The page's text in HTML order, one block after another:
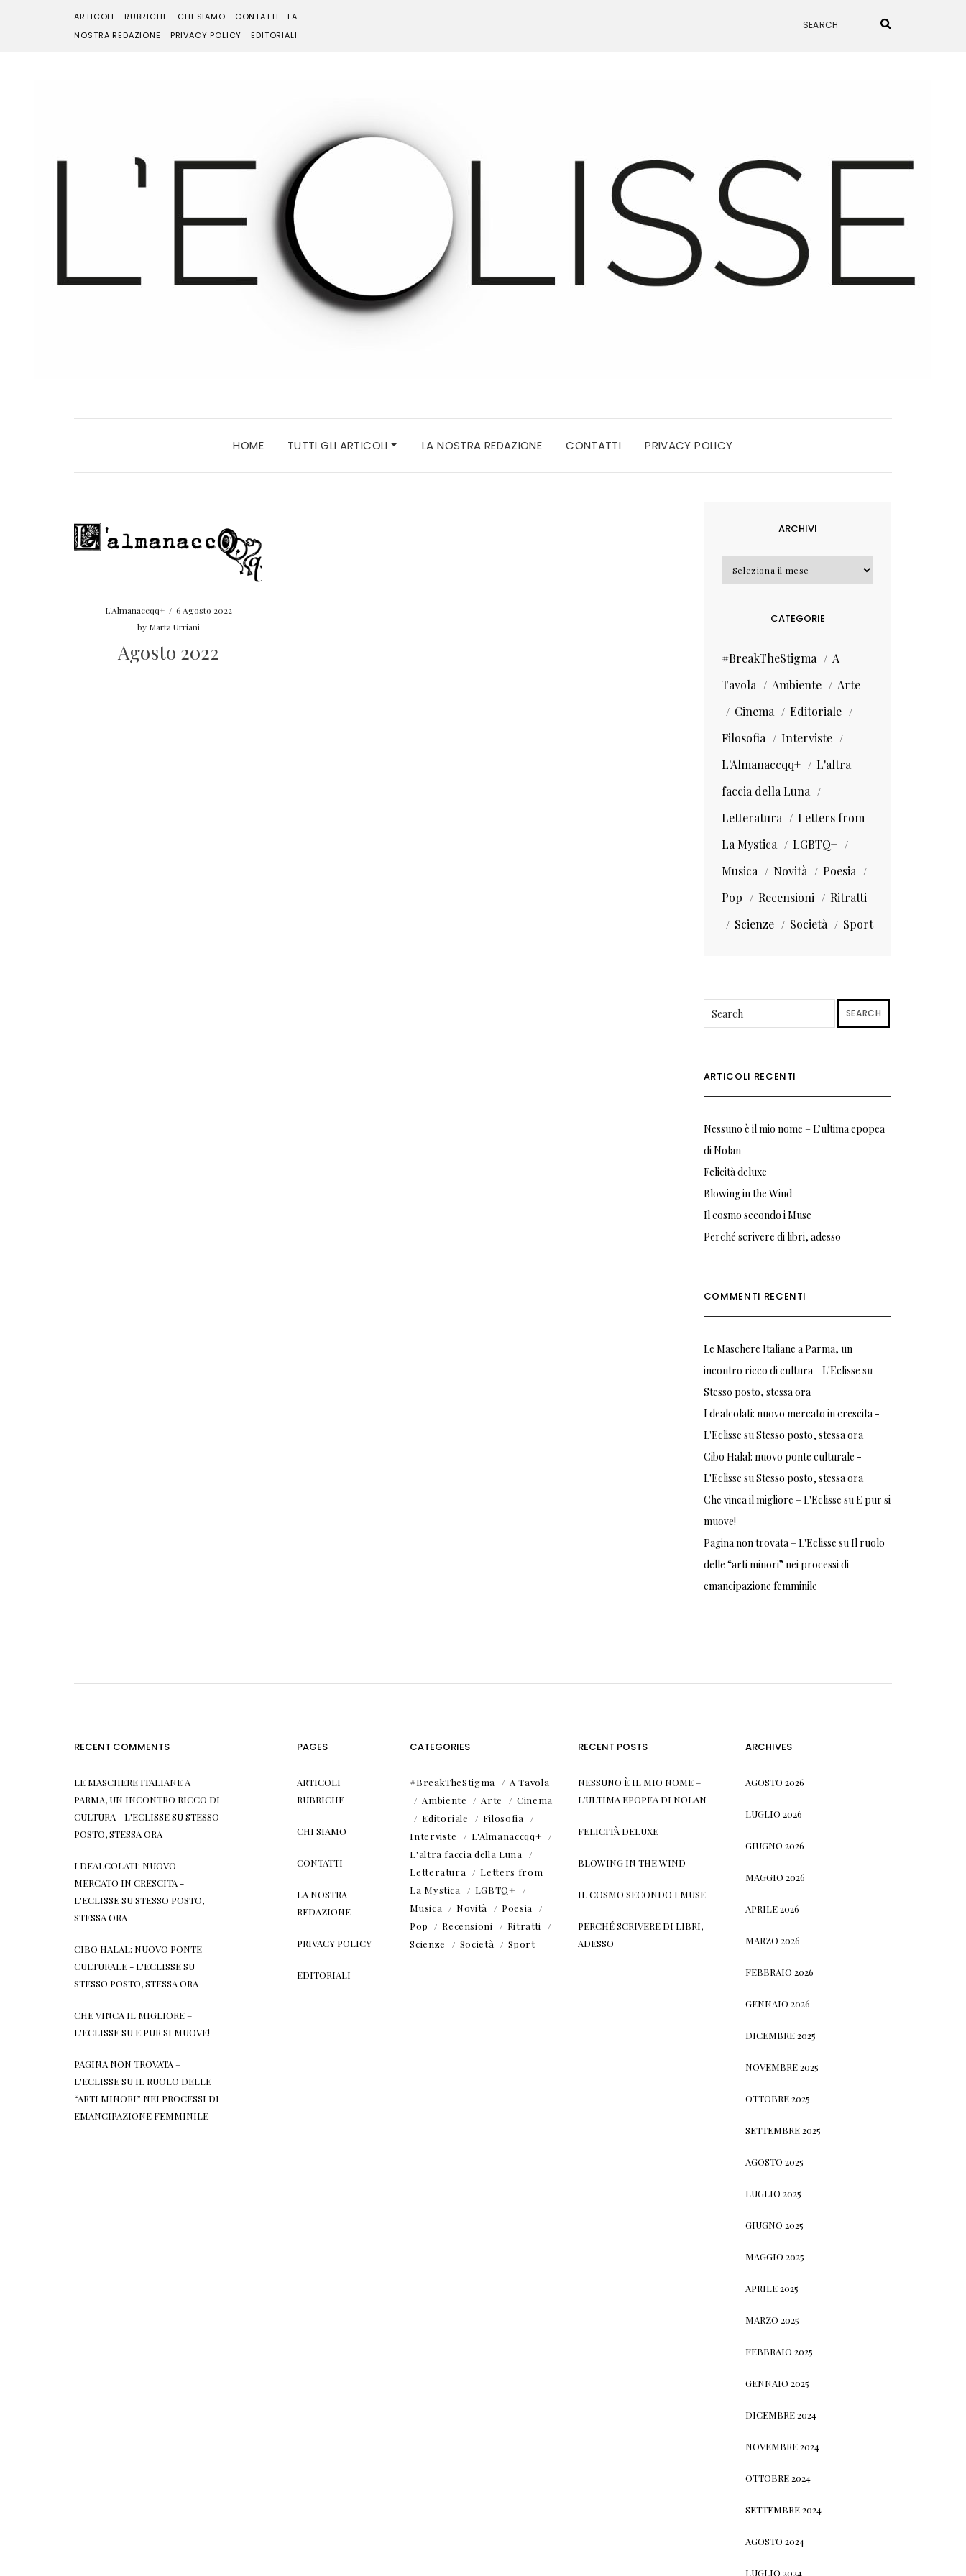
ARTICOLI RUBRICHE CHI SIAMO CONTATTI
LA
NOSTRA REDAZIONE
PRIVACY POLICY EDITORIALI
HOME TUTTI GLI ARTICOLI LA NOSTRA REDAZIONE CONTATTI PRIVACY POLICY
L'Almanaccqq+ / 6 Agosto 2022
by Marta Urriani
Agosto 2022
ARCHIVI
Archivi
CATEGORIE
#BreakTheStigma
A
Tavola
Ambiente
Arte
Cinema
Editoriale
Filosofia
Interviste
L'Almanaccqq+
L'altra
faccia della Luna
Letteratura
Letters from
La Mystica
LGBTQ+
Musica
Novità
Poesia
Pop
Recensioni
Ritratti
Scienze
Società Sport
SEARCH
ARTICOLI RECENTI
Nessuno è il mio nome – L’ultima epopea
di Nolan
Felicità deluxe
Blowing in the Wind
Il cosmo secondo i Muse
Perché scrivere di libri, adesso
COMMENTI RECENTI
Le Maschere Italiane a Parma, un
incontro ricco di cultura - L'Eclisse su
Stesso posto, stessa ora
I dealcolati: nuovo mercato in crescita -
L'Eclisse suStesso posto, stessa ora
Cibo Halal: nuovo ponte culturale -
L'Eclisse suStesso posto, stessa ora
Che vinca il migliore – L'Eclisse suE pur si
muove!
Pagina non trovata – L'Eclisse suIl ruolo
delle “arti minori” nei processi di
emancipazione femminile
RECENT COMMENTS
LE MASCHERE ITALIANE A
PARMA, UN INCONTRO RICCO DI
CULTURA - L'ECLISSESUSTESSO
POSTO, STESSA ORA
I DEALCOLATI: NUOVO
MERCATO IN CRESCITA -
L'ECLISSESUSTESSO POSTO,
STESSA ORA
CIBO HALAL: NUOVO PONTE
CULTURALE - L'ECLISSESU
STESSO POSTO, STESSA ORA
CHE VINCA IL MIGLIORE –
L'ECLISSESU E PUR SI MUOVE!
PAGINA NON TROVATA –
L'ECLISSESU IL RUOLO DELLE
“ARTI MINORI” NEI PROCESSI DI
EMANCIPAZIONE FEMMINILE
PAGES
ARTICOLI
RUBRICHE
CHI SIAMO
CONTATTI
LA NOSTRA
REDAZIONE
PRIVACY POLICY
EDITORIALI
CATEGORIES
#BreakTheStigma
A Tavola
Ambiente
Arte
Cinema
Editoriale
Filosofia
Interviste
L'Almanaccqq+
L'altra faccia della Luna
Letteratura
Letters from
La Mystica
LGBTQ+
Musica
Novità
Poesia
Pop
Recensioni
Ritratti
Scienze
Società Sport
RECENT POSTS
NESSUNO È IL MIO NOME –
L’ULTIMA EPOPEA DI NOLAN
FELICITÀ DELUXE
BLOWING IN THE WIND
IL COSMO SECONDO I MUSE
PERCHÉ SCRIVERE DI LIBRI,
ADESSO
ARCHIVES
AGOSTO 2026
LUGLIO 2026
GIUGNO 2026
MAGGIO 2026
APRILE 2026
MARZO 2026
FEBBRAIO 2026
GENNAIO 2026
DICEMBRE 2025
NOVEMBRE 2025
OTTOBRE 2025
SETTEMBRE 2025
AGOSTO 2025
LUGLIO 2025
GIUGNO 2025
MAGGIO 2025
APRILE 2025
MARZO 2025
FEBBRAIO 2025
GENNAIO 2025
DICEMBRE 2024
NOVEMBRE 2024
OTTOBRE 2024
SETTEMBRE 2024
AGOSTO 2024
LUGLIO 2024